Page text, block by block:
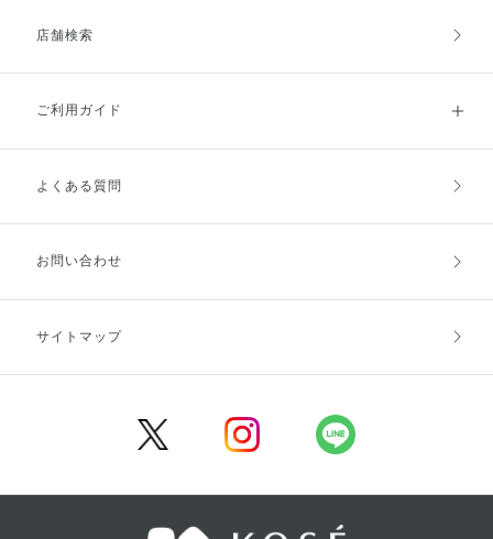
店舗検索
ご利用ガイド
ご利用ガイドトップ
お支払方法
キャンセル・返品・交換
よくある質問
お問い合わせ
サイトマップ